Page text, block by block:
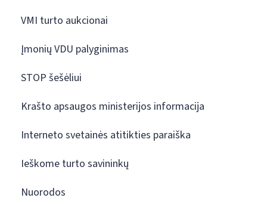
VMI turto aukcionai
Įmonių VDU palyginimas
STOP šešėliui
Krašto apsaugos ministerijos informacija
Interneto svetainės atitikties paraiška
Ieškome turto savininkų
Nuorodos